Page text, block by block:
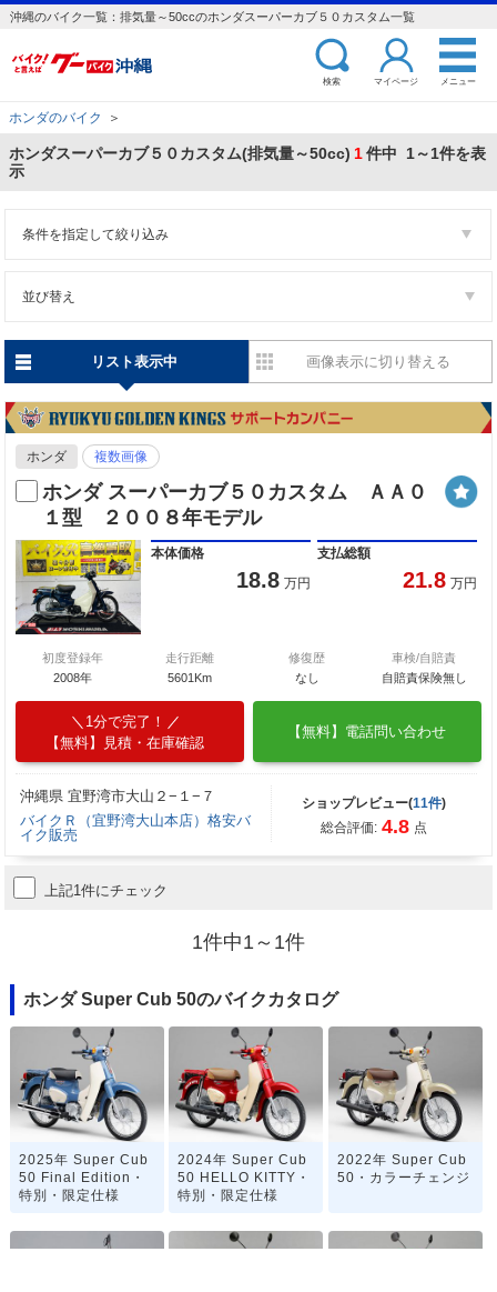
沖縄のバイク一覧：排気量～50ccのホンダスーパーカブ５０カスタム一覧
検索 マイページ メニュー
ホンダのバイク ＞
ホンダスーパーカブ５０カスタム(排気量～50cc) 1件中 1～1件を表
示
条件を指定して絞り込み
並び替え
リスト表示中 画像表示に切り替える
ホンダ 複数画像
ホンダ スーパーカブ５０カスタム ＡＡ０
１型 ２００８年モデル
本体価格
18.8 万円
支払総額
21.8 万円
初度登録年
2008年
走行距離
5601Km
修復歴
なし
車検/自賠責
自賠責保険無し
1分で完了！
【無料】見積・在庫確認
【無料】電話問い合わせ
沖縄県 宜野湾市大山２−１−７
バイクＲ（宜野湾大山本店）格安バ
イク販売
ショップレビュー(11件)
総合評価: 4.8 点
上記1件にチェック
1件中1～1件
ホンダ Super Cub 50のバイクカタログ
2025年 Super Cub
50 Final Edition・
特別・限定仕様
2024年 Super Cub
50 HELLO KITTY・
特別・限定仕様
2022年 Super Cub
50・カラーチェンジ